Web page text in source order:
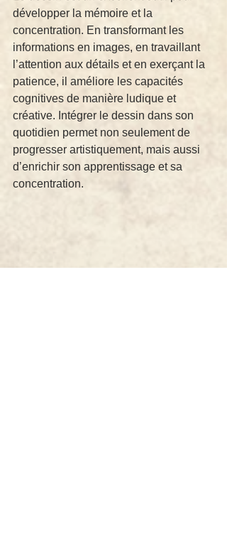
développer la mémoire et la
concentration. En transformant les
informations en images, en travaillant
l’attention aux détails et en exerçant la
patience, il améliore les capacités
cognitives de manière ludique et
créative. Intégrer le dessin dans son
quotidien permet non seulement de
progresser artistiquement, mais aussi
d’enrichir son apprentissage et sa
concentration.